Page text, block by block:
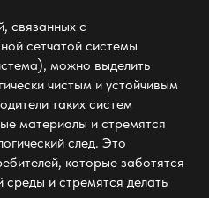
связанных с
сетчатой системы
), можно выделить
чистым и устойчивым
таких систем
материалы и стремятся
след. Это
которые заботятся
и стремятся делать